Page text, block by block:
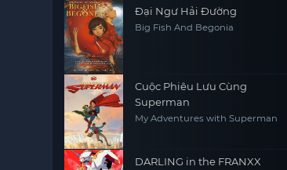
Đại Ngư Hải Đường
Big Fish And Begonia
Cuộc Phiêu Lưu Cùng
Superman
My Adventures with Superman
DARLING in the FRANXX